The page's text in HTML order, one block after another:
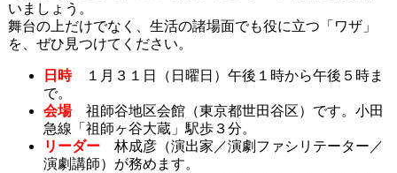
いましょう。
舞台の上だけでなく、生活の諸場面でも役に立つ「ワザ」
を、ぜひ見つけてください。
日時１月３１日（日曜日）午後１時から午後５時ま
で。
会場祖師谷地区会館（東京都世田谷区）です。小田
急線「祖師ヶ谷大蔵」駅歩３分。
リーダー林成彦（演出家／演劇ファシリテーター／
演劇講師）が務めます。